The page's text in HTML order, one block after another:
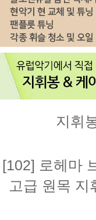
지휘
[102] 로헤마
고급 원목 지